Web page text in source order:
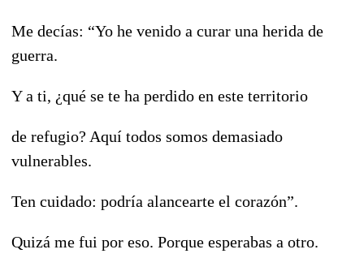
Me decías: “Yo he venido a curar una herida de
guerra.
Y a ti, ¿qué se te ha perdido en este territorio
de refugio? Aquí todos somos demasiado
vulnerables.
Ten cuidado: podría alancearte el corazón”.
Quizá me fui por eso. Porque esperabas a otro.